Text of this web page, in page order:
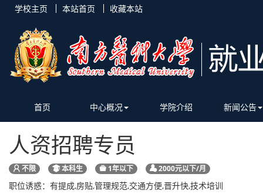
学校主页 本站首页 收藏本站
首页 中心概况 学院介绍 新闻公告
人资招聘专员
不限 本科生 1年以下 2000元以下/月
职位诱惑：有提成,房贴,管理规范,交通方便,晋升快,技术培训